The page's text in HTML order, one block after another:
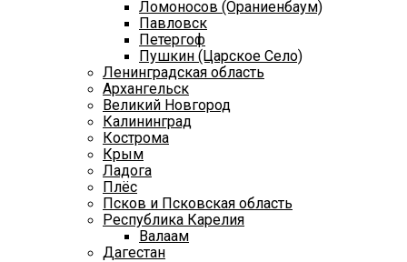
Ломоносов (Ораниенбаум)
Павловск
Петергоф
Пушкин (Царское Село)
Ленинградская область
Архангельск
Великий Новгород
Калининград
Кострома
Крым
Ладога
Плёс
Псков и Псковская область
Республика Карелия
Валаам
Дагестан